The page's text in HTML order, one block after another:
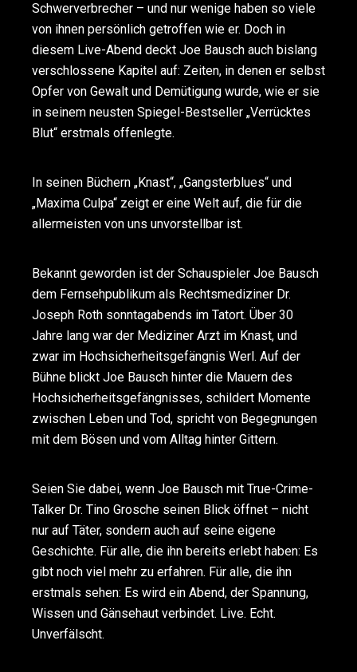
Schwerverbrecher – und nur wenige haben so viele
von ihnen persönlich getroffen wie er. Doch in
diesem Live-Abend deckt Joe Bausch auch bislang
verschlossene Kapitel auf: Zeiten, in denen er selbst
Opfer von Gewalt und Demütigung wurde, wie er sie
in seinem neusten Spiegel-Bestseller „Verrücktes
Blut“ erstmals offenlegte.
In seinen Büchern „Knast“, „Gangsterblues“ und
„Maxima Culpa“ zeigt er eine Welt auf, die für die
allermeisten von uns unvorstellbar ist.
Bekannt geworden ist der Schauspieler Joe Bausch
dem Fernsehpublikum als Rechtsmediziner Dr.
Joseph Roth sonntagabends im Tatort. Über 30
Jahre lang war der Mediziner Arzt im Knast, und
zwar im Hochsicherheitsgefängnis Werl. Auf der
Bühne blickt Joe Bausch hinter die Mauern des
Hochsicherheitsgefängnisses, schildert Momente
zwischen Leben und Tod, spricht von Begegnungen
mit dem Bösen und vom Alltag hinter Gittern.
Seien Sie dabei, wenn Joe Bausch mit True-Crime-
Talker Dr. Tino Grosche seinen Blick öffnet – nicht
nur auf Täter, sondern auch auf seine eigene
Geschichte. Für alle, die ihn bereits erlebt haben: Es
gibt noch viel mehr zu erfahren. Für alle, die ihn
erstmals sehen: Es wird ein Abend, der Spannung,
Wissen und Gänsehaut verbindet. Live. Echt.
Unverfälscht.